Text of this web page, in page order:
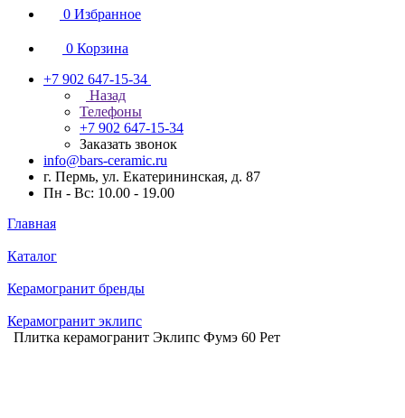
0 Избранное
0 Корзина
+7 902 647-15-34
Назад
Телефоны
+7 902 647-15-34
Заказать звонок
info@bars-ceramic.ru
г. Пермь, ул. Екатерининская, д. 87
Пн - Вс: 10.00 - 19.00
Главная
Каталог
Керамогранит бренды
Керамогранит эклипс
Плитка керамогранит Эклипс Фумэ 60 Рет